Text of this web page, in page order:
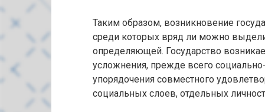
Таким образом, возникновение
среди которых вряд ли можно
определяющей. Государство
усложнения, прежде всего
упорядочения совместного
социальных слоев, отдельных